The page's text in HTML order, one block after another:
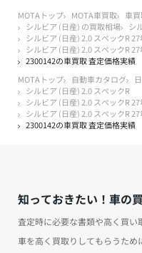
MOTAトップ MOTA車買取 車
シルビア (日産) の買取相場
シ
シルビア (日産) 2.0 スペックR
シルビア (日産) 2.0 スペックR
2300142の車買取 査定価格実績
MOTAトップ
自動車カタログ
シルビア (日産) 2.0 スペックR
シルビア (日産) 2.0 スペックR
シルビア (日産) 2.0 スペックR
2300142の車買取 査定価格実績
知っておきたい！車の
査定時に必要な書類や高く買い
車を高く買取りしてもらうため